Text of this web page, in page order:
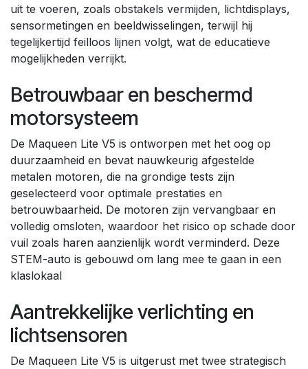
uit te voeren, zoals obstakels vermijden, lichtdisplays,
sensormetingen en beeldwisselingen, terwijl hij
tegelijkertijd feilloos lijnen volgt, wat de educatieve
mogelijkheden verrijkt.
Betrouwbaar en beschermd
motorsysteem
De Maqueen Lite V5 is ontworpen met het oog op
duurzaamheid en bevat nauwkeurig afgestelde
metalen motoren, die na grondige tests zijn
geselecteerd voor optimale prestaties en
betrouwbaarheid. De motoren zijn vervangbaar en
volledig omsloten, waardoor het risico op schade door
vuil zoals haren aanzienlijk wordt verminderd. Deze
STEM-auto is gebouwd om lang mee te gaan in een
klaslokaal
Aantrekkelijke verlichting en
lichtsensoren
De Maqueen Lite V5 is uitgerust met twee strategisch